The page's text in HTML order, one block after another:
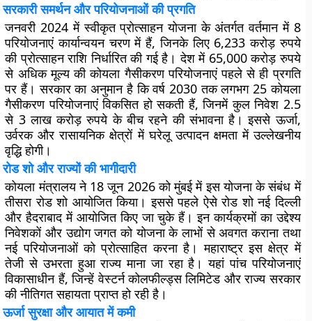
सरकारी समर्थन और परियोजनाओं की प्रगति
जनवरी 2024 में स्वीकृत प्रोत्साहन योजना के अंतर्गत वर्तमान में 8
परियोजनाएं कार्यान्वयन चरण में हैं, जिनके लिए 6,233 करोड़ रुपये
की प्रोत्साहन राशि निर्धारित की गई है। देश में 65,000 करोड़ रुपये
से अधिक मूल्य की कोयला गैसीकरण परियोजनाएं पहले से ही प्रगति
पर हैं। सरकार का अनुमान है कि वर्ष 2030 तक लगभग 25 कोयला
गैसीकरण परियोजनाएं विकसित हो सकती हैं, जिनमें कुल निवेश 2.5
से 3 लाख करोड़ रुपये के बीच रहने की संभावना है। इससे ऊर्जा,
उर्वरक और रासायनिक क्षेत्रों में घरेलू उत्पादन क्षमता में उल्लेखनीय
वृद्धि होगी।
रोड शो और राज्यों की भागीदारी
कोयला मंत्रालय ने 18 जून 2026 को मुंबई में इस योजना के संबंध में
तीसरा रोड शो आयोजित किया। इससे पहले ऐसे रोड शो नई दिल्ली
और हैदराबाद में आयोजित किए जा चुके हैं। इन कार्यक्रमों का उद्देश्य
निवेशकों और उद्योग जगत को योजना के लाभों से अवगत कराना तथा
नई परियोजनाओं को प्रोत्साहित करना है। महाराष्ट्र इस क्षेत्र में
तेजी से उभरता हुआ राज्य माना जा रहा है। यहां पांच परियोजनाएं
विकासाधीन हैं, जिन्हें वेस्टर्न कोलफील्ड्स लिमिटेड और राज्य सरकार
की नीतिगत सहायता प्राप्त हो रही है।
ऊर्जा सुरक्षा और आयात में कमी